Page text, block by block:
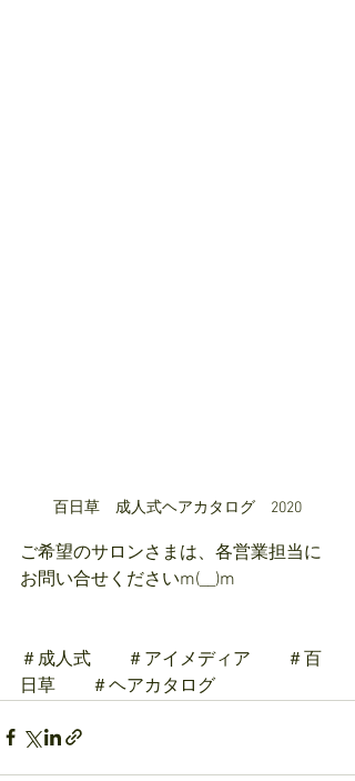
百日草　成人式ヘアカタログ　2020
ご希望のサロンさまは、各営業担当に
お問い合せくださいm(__)m
＃成人式　　＃アイメディア　　＃百
日草　　＃ヘアカタログ